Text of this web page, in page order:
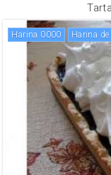
Harina 0000 Harina de